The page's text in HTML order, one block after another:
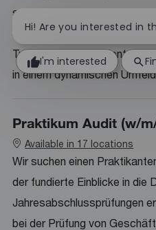
sowie internationalen
arbeiten. Profitiere von der
Transformation und
in einem dynamischen
Praktikum Audit (w/
Available in 17 locations
Wir suchen einen
der fundierte Einblicke in die
Jahresabschlussprüfungen
bei der Prüfung von
Hi! Are you interested in
I'm interested